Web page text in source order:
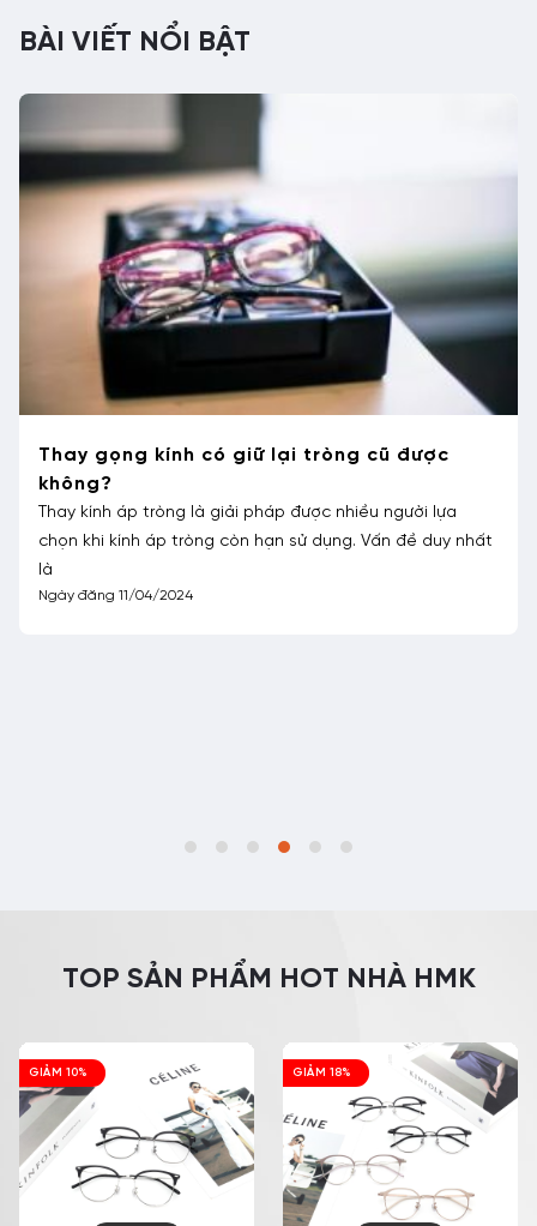
BÀI VIẾT NỔI BẬT
Mắt lòng đen nhiều hơn lòng trắng là nét
tướng xấu hay tốt
Mắt lòng đen to tròn, lấn át lòng trắng, liệu có phải là
nét tướng tốt? Cùng HMK Eyewear khám phá ý nghĩa sâu
Ngày đăng 24/09/2024
TOP SẢN PHẨM HOT NHÀ HMK
GIẢM 18% GIẢM 10%